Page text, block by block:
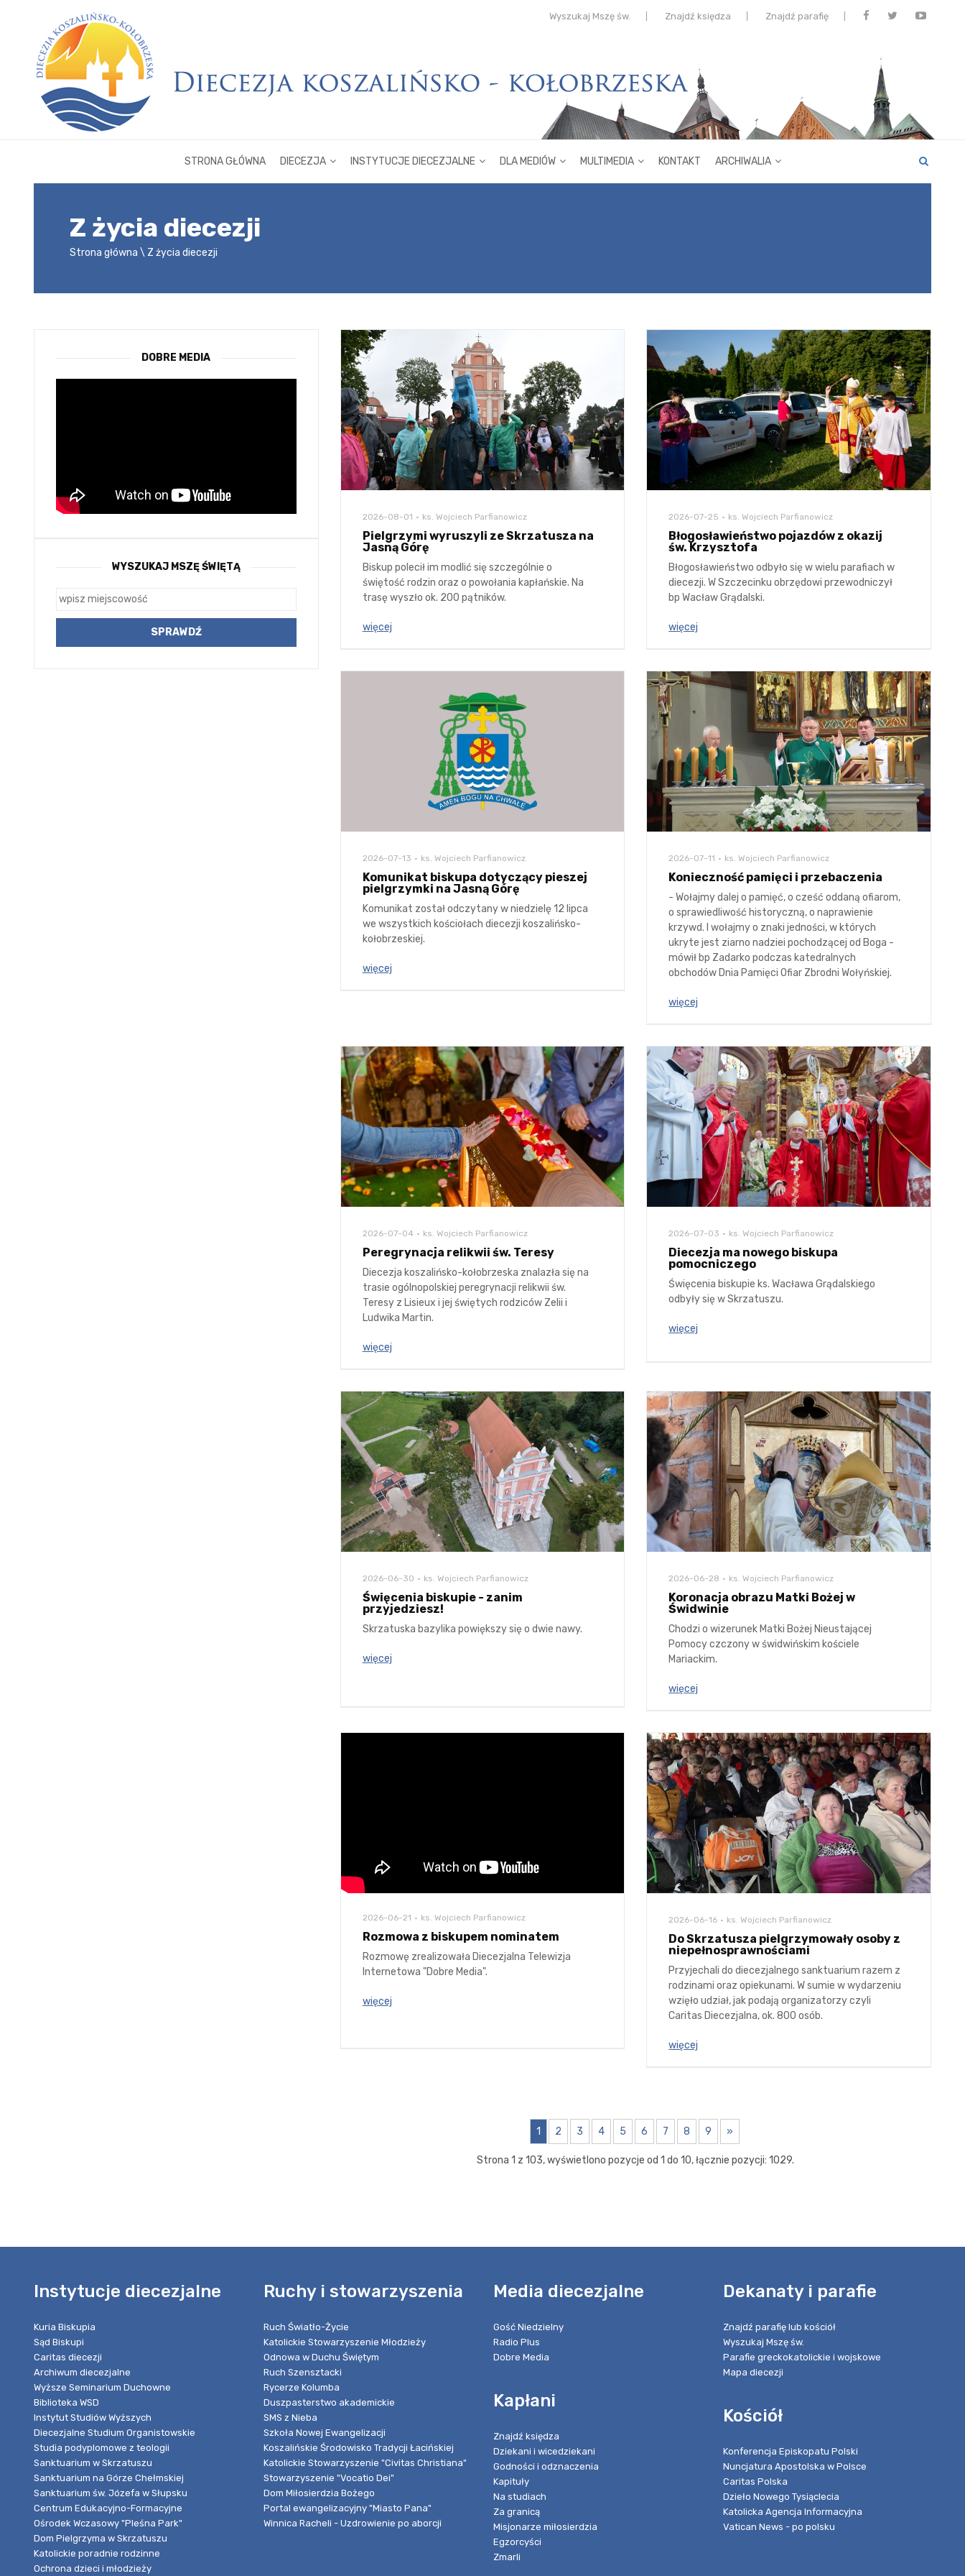
Wyszukaj Mszę św. Znajdź księdza Znajdź parafię
STRONA GŁÓWNA DIECEZJA INSTYTUCJE DIECEZJALNE DLA MEDIÓW MULTIMEDIA KONTAKT ARCHIWALIA
Z życia diecezji
Strona główna Z życia diecezji
2026-08-01 ks. Wojciech Parfianowicz
Pielgrzymi wyruszyli ze Skrzatusza na
Jasną Górę
Biskup polecił im modlić się szczególnie o
świętość rodzin oraz o powołania kapłańskie. Na
trasę wyszło ok. 200 pątników.
więcej
2026-07-25 ks. Wojciech Parfianowicz
Błogosławieństwo pojazdów z okazij
św. Krzysztofa
Błogosławieństwo odbyło się w wielu parafiach w
diecezji. W Szczecinku obrzędowi przewodniczył
bp Wacław Grądalski.
więcej
2026-07-13 ks. Wojciech Parfianowicz
Komunikat biskupa dotyczący pieszej
pielgrzymki na Jasną Górę
Komunikat został odczytany w niedzielę 12 lipca
we wszystkich kościołach diecezji koszalińsko-
kołobrzeskiej.
więcej
2026-07-11 ks. Wojciech Parfianowicz
Konieczność pamięci i przebaczenia
- Wołajmy dalej o pamięć, o cześć oddaną ofiarom,
o sprawiedliwość historyczną, o naprawienie
krzywd. I wołajmy o znaki jedności, w których
ukryte jest ziarno nadziei pochodzącej od Boga -
mówił bp Zadarko podczas katedralnych
obchodów Dnia Pamięci Ofiar Zbrodni Wołyńskiej.
więcej
2026-07-04 ks. Wojciech Parfianowicz
Peregrynacja relikwii św. Teresy
Diecezja koszalińsko-kołobrzeska znalazła się na
trasie ogólnopolskiej peregrynacji relikwii św.
Teresy z Lisieux i jej świętych rodziców Zelii i
Ludwika Martin.
więcej
2026-07-03 ks. Wojciech Parfianowicz
Diecezja ma nowego biskupa
pomocniczego
Święcenia biskupie ks. Wacława Grądalskiego
odbyły się w Skrzatuszu.
więcej
2026-06-30 ks. Wojciech Parfianowicz
Święcenia biskupie - zanim
przyjedziesz!
Skrzatuska bazylika powiększy się o dwie nawy.
więcej
2026-06-28 ks. Wojciech Parfianowicz
Koronacja obrazu Matki Bożej w
Świdwinie
Chodzi o wizerunek Matki Bożej Nieustającej
Pomocy czczony w świdwińskim kościele
Mariackim.
więcej
2026-06-21 ks. Wojciech Parfianowicz
Rozmowa z biskupem nominatem
Rozmowę zrealizowała Diecezjalna Telewizja
Internetowa "Dobre Media".
więcej
2026-06-16 ks. Wojciech Parfianowicz
Do Skrzatusza pielgrzymowały osoby z
niepełnosprawnościami
Przyjechali do diecezjalnego sanktuarium razem z
rodzinami oraz opiekunami. W sumie w wydarzeniu
wzięło udział, jak podają organizatorzy czyli
Caritas Diecezjalna, ok. 800 osób.
więcej
1 2 3 4 5 6 7 8 9 »
Strona 1 z 103, wyświetlono pozycje od 1 do 10, łącznie pozycji: 1029.
DOBRE MEDIA
WYSZUKAJ MSZĘ ŚWIĘTĄ
Instytucje diecezjalne
Kuria Biskupia
Sąd Biskupi
Caritas diecezji
Archiwum diecezjalne
Wyższe Seminarium Duchowne
Biblioteka WSD
Instytut Studiów Wyższych
Diecezjalne Studium Organistowskie
Studia podyplomowe z teologii
Sanktuarium w Skrzatuszu
Sanktuarium na Górze Chełmskiej
Sanktuarium św. Józefa w Słupsku
Centrum Edukacyjno-Formacyjne
Ośrodek Wczasowy "Pleśna Park"
Dom Pielgrzyma w Skrzatuszu
Katolickie poradnie rodzinne
Ochrona dzieci i młodzieży
Ruchy i stowarzyszenia
Ruch Światło-Życie
Katolickie Stowarzyszenie Młodzieży
Odnowa w Duchu Świętym
Ruch Szensztacki
Rycerze Kolumba
Duszpasterstwo akademickie
SMS z Nieba
Szkoła Nowej Ewangelizacji
Koszalińskie Środowisko Tradycji Łacińskiej
Katolickie Stowarzyszenie "Civitas Christiana"
Stowarzyszenie "Vocatio Dei"
Dom Miłosierdzia Bożego
Portal ewangelizacyjny "Miasto Pana"
Winnica Racheli - Uzdrowienie po aborcji
Media diecezjalne
Gość Niedzielny
Radio Plus
Dobre Media
Kapłani
Znajdź księdza
Dziekani i wicedziekani
Godności i odznaczenia
Kapituły
Na studiach
Za granicą
Misjonarze miłosierdzia
Egzorcyści
Zmarli
Dekanaty i parafie
Znajdź parafię lub kościół
Wyszukaj Mszę św.
Parafie greckokatolickie i wojskowe
Mapa diecezji
Kościół
Konferencja Episkopatu Polski
Nuncjatura Apostolska w Polsce
Caritas Polska
Dzieło Nowego Tysiąclecia
Katolicka Agencja Informacyjna
Vatican News - po polsku